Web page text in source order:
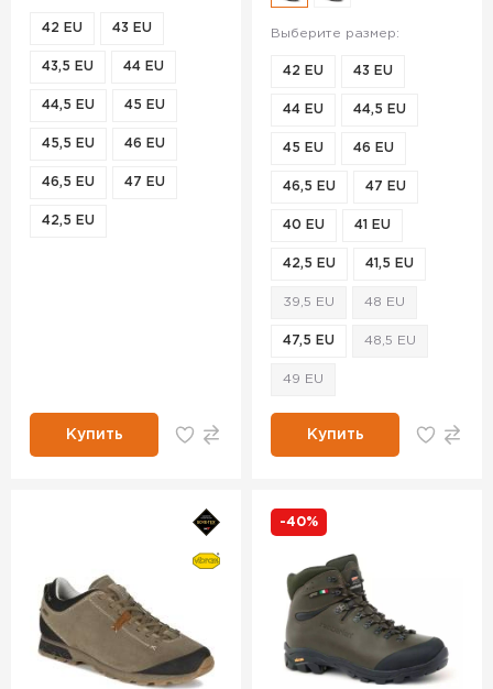
42 EU 43 EU
43,5 EU 44 EU
44,5 EU 45 EU
45,5 EU 46 EU
46,5 EU 47 EU
42,5 EU
Купить
Выберите размер:
42 EU 43 EU
44 EU 44,5 EU
45 EU 46 EU
46,5 EU 47 EU
40 EU 41 EU
42,5 EU 41,5 EU
39,5 EU 48 EU
47,5 EU 48,5 EU
49 EU
Купить
-40%